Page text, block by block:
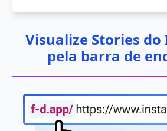
Visualize Stories
pela barra de